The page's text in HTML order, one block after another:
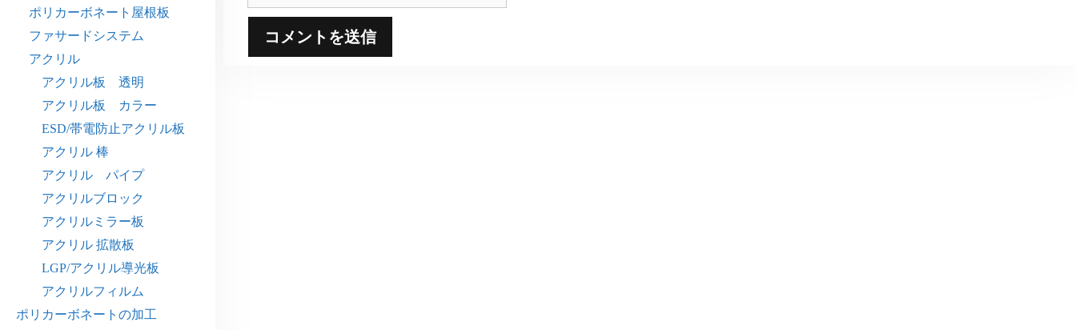
ト
ポリカーボネート屋根板
ファサードシステム
アクリル
アクリル板 透明
アクリル板 カラー
ESD/帯電防止アクリル板
アクリル 棒
アクリル パイプ
アクリルブロック
アクリルミラー板
アクリル 拡散板
LGP/アクリル導光板
アクリルフィルム
ポリカーボネートの加工